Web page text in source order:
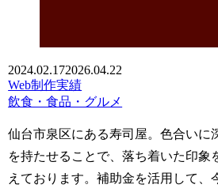
2024.02.172026.04.22
Web制作実績
飲食・食品・グルメ
仙台市泉区にある寿司屋。色合いに
を持たせることで、落ち着いた印象
えております。補助金を活用して、